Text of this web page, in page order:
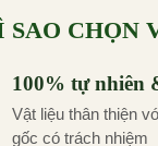
SAO CHỌN
100% tự nhiên
Vật liệu thân thiện
gốc có trách nhiệm